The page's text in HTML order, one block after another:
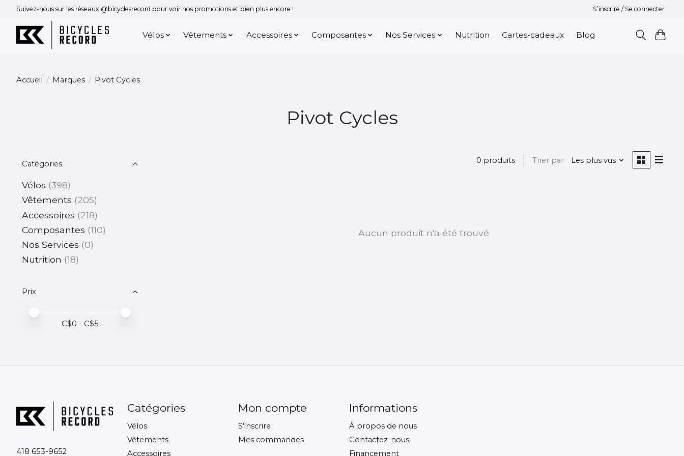
Suivez-nous sur les réseaux @bicyclesrecord pour voir nos promotions et bien plus encore ! S’inscrire / Se connecter
Vélos Vêtements Accessoires Composantes Nos Services Nutrition Cartes-cadeaux Blog
Accueil / Marques / Pivot Cycles
Pivot Cycles
Catégories
Vélos (398)
Vêtements (205)
Accessoires (218)
Composantes (110)
Nos Services (0)
Nutrition (18)
Prix
Prix minimum
Price maximum value
C$0 - C$5
0 produits Trier par Les plus vus
Aucun produit n'a été trouvé
418 653-9652
Catégories
Vélos
Vêtements
Accessoires
Mon compte
S'inscrire
Mes commandes
Informations
À propos de nous
Contactez-nous
Financement